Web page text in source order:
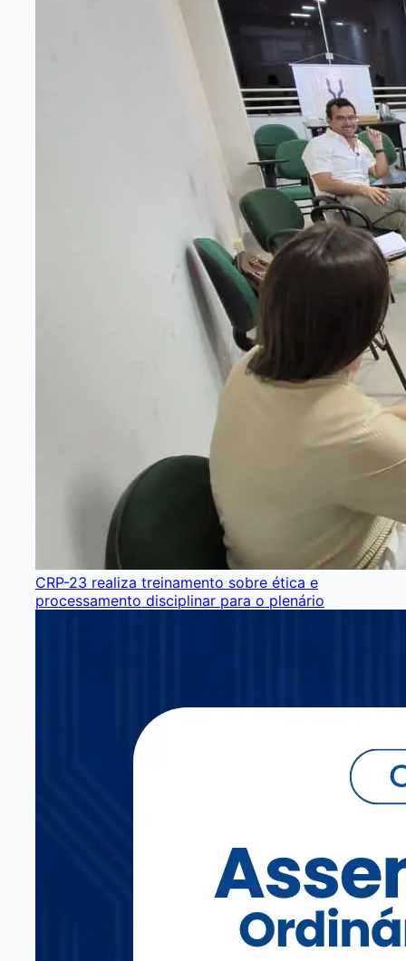
CRP-23 realiza treinamento sobre ética e
processamento disciplinar para o plenário